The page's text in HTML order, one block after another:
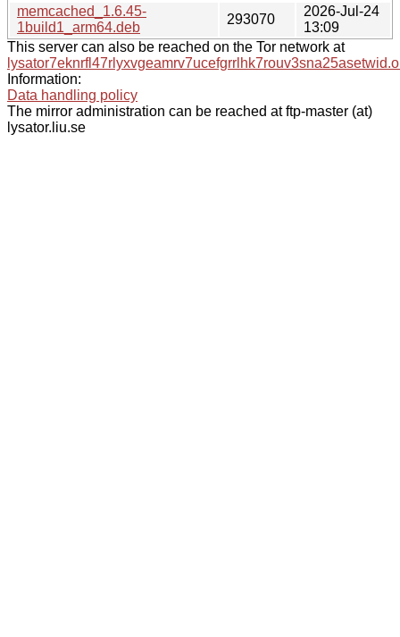
memcached_1.6.45-
1build1_arm64.deb
293070
2026-Jul-24
13:09
This server can also be reached on the Tor network at
Information:
Data handling policy
The mirror administration can be reached at ftp-master (at)
lysator.liu.se